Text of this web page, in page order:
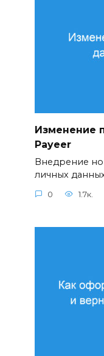
Изменение
Payeer
Внедрение
личных
0 1.7к.